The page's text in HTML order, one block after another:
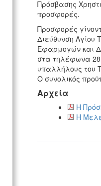
Πρόσβασης
προσφορές.
Προσφορές
Διεύθυνση Αγίου
Εφαρμογών και
στα τηλέφωνα
υπαλλήλους του
Ο συνολικός
Αρχεία
Η
Η